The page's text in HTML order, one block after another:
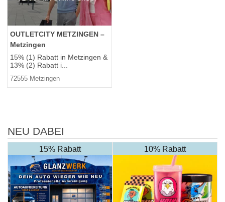
OUTLETCITY METZINGEN –
Metzingen
15% (1) Rabatt in Metzingen &
13% (2) Rabatt i...
72555 Metzingen
NEU DABEI
15% Rabatt 10% Rabatt